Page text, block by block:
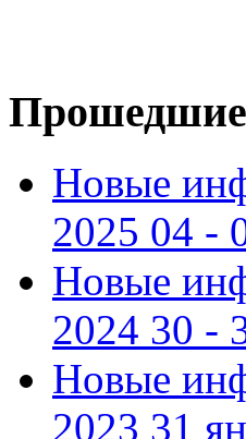
Новые
2025 04 -
Новые
2024 30 -
Новые
2023 31